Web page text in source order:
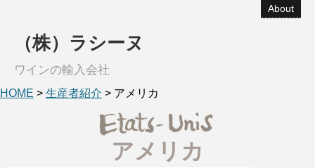
About
（株）ラシーヌ
ワインの輸入会社
HOME > 生産者紹介 > アメリカ
アメリカ